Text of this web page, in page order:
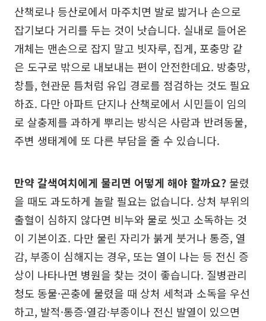
산책로나 등산로에서 마주치면 발로 밟거나 손으로
잡기보다 거리를 두는 것이 낫습니다. 실내로 들어온
개체는 맨손으로 잡지 말고 빗자루, 집게, 포충망 같
은 도구로 밖으로 내보내는 편이 안전한데요. 방충망,
창틀, 현관문 틈처럼 유입 경로를 점검하는 것도 필요
하죠. 다만 아파트 단지나 산책로에서 시민들이 임의
로 살충제를 과하게 뿌리는 방식은 사람과 반려동물,
주변 생태계에 또 다른 부담을 줄 수 있습니다.
만약 갈색여치에게 물리면 어떻게 해야 할까요? 물렸
을 때도 과도하게 놀랄 필요는 없습니다. 상처 부위의
출혈이 심하지 않다면 비누와 물로 씻고 소독하는 것
이 기본이죠. 다만 물린 자리가 붉게 붓거나 통증, 열
감, 부종이 심해지는 경우, 또는 열이 나는 등 전신 증
상이 나타나면 병원을 찾는 것이 좋습니다. 질병관리
청도 동물·곤충에 물렸을 때 상처 세척과 소독을 우선
하고, 발적·통증·열감·부종이나 전신 발열이 있으면